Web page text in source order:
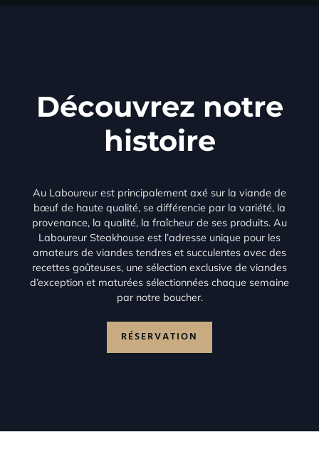
Découvrez notre
histoire
Au Laboureur est principalement axé sur la viande de
bœuf de haute qualité, se différencie par la variété, la
provenance, la qualité, la fraîcheur de ses produits. Au
Laboureur Steakhouse est l’adresse unique pour les
amateurs de viandes tendres et succulentes avec des
recettes goûteuses, une sélection exclusive de viandes
d’exception et maturées sélectionnées chaque semaine
par notre boucher.
RÉSERVATION